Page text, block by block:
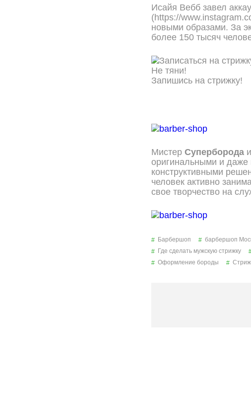
Исайя Вебб завел
(https://
новыми образами. За
более 150 тысяч
Не тяни!
Запишись на стрижку!
Мистер Суперборода
оригинальными и даже
конструктивными
человек активно
свое творчество на
Барбершоп барбершоп
Где сделать мужскую стрижку
Оформление бороды